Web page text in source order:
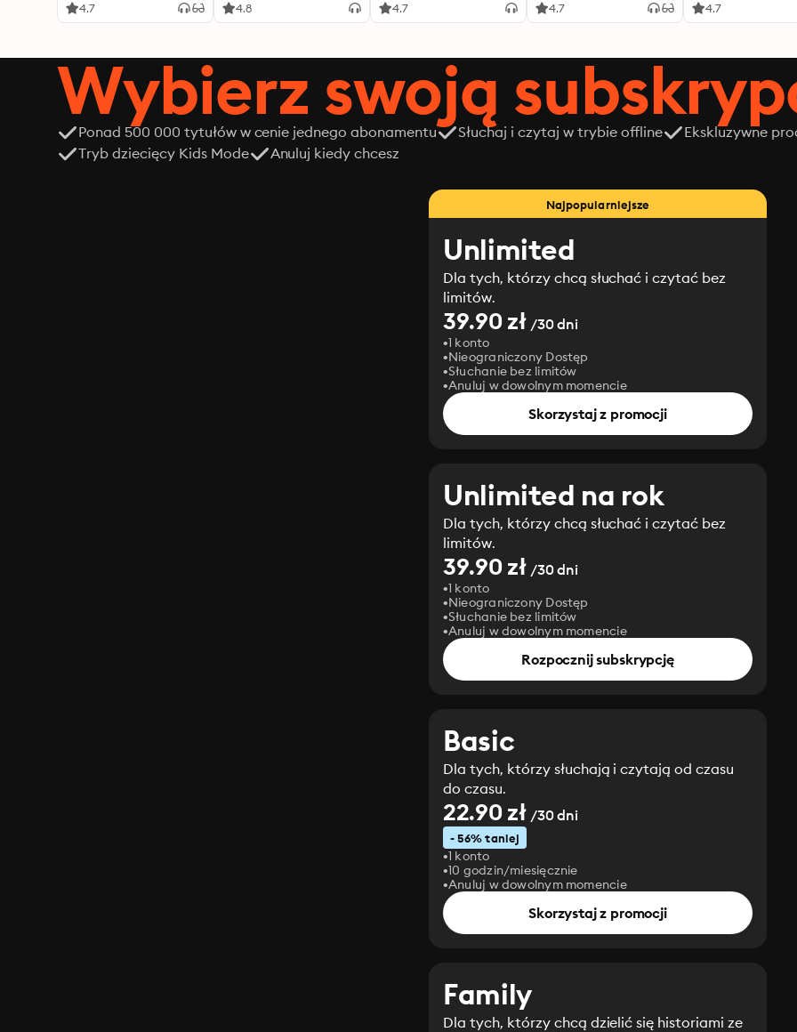
4.7 4.8 4.7 4.7 4.7
Wybierz swoją
Ponad 500 000 tytułów w cenie jednego abonamentu Słuchaj i czytaj w trybie offline
Ekskluzywne
Tryb dziecięcy Kids Mode
Anuluj kiedy chcesz
Najpopularniejsze
Unlimited
Dla tych, którzy chcą słuchać i czytać bez
limitów.
39.90 zł/30 dni
1 konto
Nieograniczony Dostęp
Słuchanie bez limitów
Anuluj w dowolnym momencie
Skorzystaj z promocji
Unlimited na rok
Dla tych, którzy chcą słuchać i czytać bez
limitów.
39.90 zł/30 dni
1 konto
Nieograniczony Dostęp
Słuchanie bez limitów
Anuluj w dowolnym momencie
Rozpocznij subskrypcję
Basic
Dla tych, którzy słuchają i czytają od czasu
do czasu.
22.90 zł/30 dni
- 56% taniej
1 konto
10 godzin/miesięcznie
Anuluj w dowolnym momencie
Skorzystaj z promocji
Family
Dla tych, którzy chcą dzielić się historiami ze